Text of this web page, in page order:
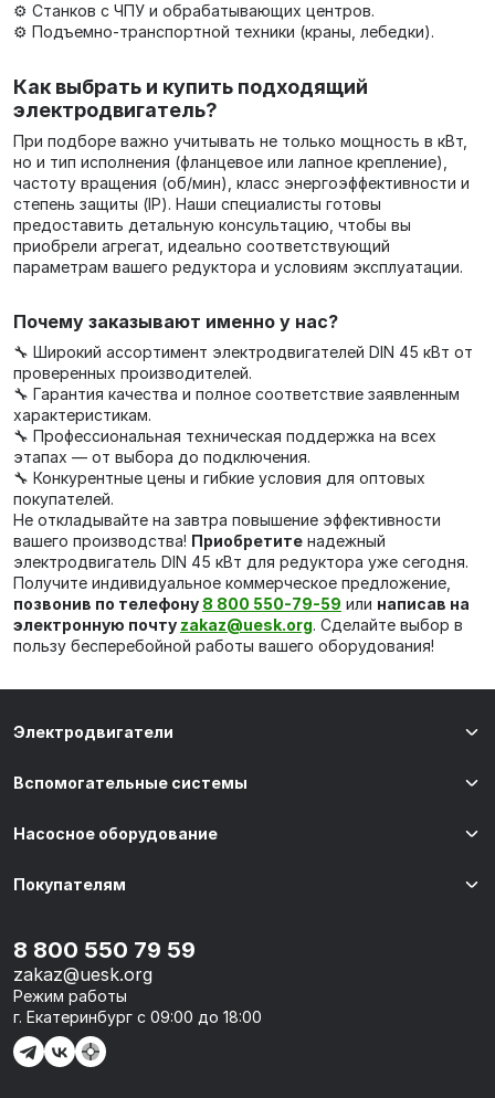
⚙️ Станков с ЧПУ и обрабатывающих центров.
⚙️ Подъемно-транспортной техники (краны, лебедки).
Как выбрать и купить подходящий
электродвигатель?
При подборе важно учитывать не только мощность в кВт,
но и тип исполнения (фланцевое или лапное крепление),
частоту вращения (об/мин), класс энергоэффективности и
степень защиты (IP). Наши специалисты готовы
предоставить детальную консультацию, чтобы вы
приобрели агрегат, идеально соответствующий
параметрам вашего редуктора и условиям эксплуатации.
Почему заказывают именно у нас?
🔧 Широкий ассортимент электродвигателей DIN 45 кВт от
проверенных производителей.
🔧 Гарантия качества и полное соответствие заявленным
характеристикам.
🔧 Профессиональная техническая поддержка на всех
этапах — от выбора до подключения.
🔧 Конкурентные цены и гибкие условия для оптовых
покупателей.
Не откладывайте на завтра повышение эффективности
вашего производства! Приобретите надежный
электродвигатель DIN 45 кВт для редуктора уже сегодня.
Получите индивидуальное коммерческое предложение,
позвонив по телефону 8 800 550-79-59 или написав на
электронную почту zakaz@uesk.org. Сделайте выбор в
пользу бесперебойной работы вашего оборудования!
Электродвигатели
Вспомогательные системы
Насосное оборудование
Покупателям
8 800 550 79 59
zakaz@uesk.org
Режим работы
г. Екатеринбург с 09:00 до 18:00